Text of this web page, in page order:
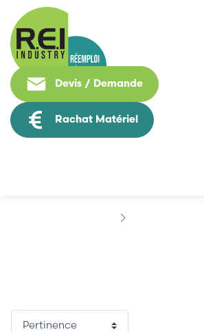
Devis / Demande
Rachat Matériel